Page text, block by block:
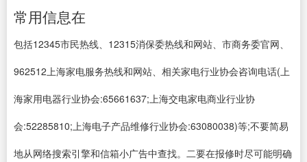
常用信息在
包括12345市民热线、12315消保委热线和网站、市商务委官网、
962512上海家电服务热线和网站、相关家电行业协会咨询电话(上
海家用电器行业协会:65661637;上海交电家电商业行业协
会:52285810;上海电子产品维修行业协会:63080038)等;不要简易
地从网络搜索引擎和信箱小广告中查找。二要在报修时尽可能明确